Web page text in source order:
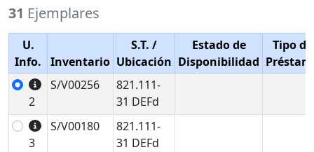
31 Ejemplares
U.
Info.
Inventario
S.T. /
Ubicación
Estado de
Disponibilidad
Tipo de
2
S/V00256
821.111-
31 DEFd
3
S/V00180
821.111-
31 DEFd